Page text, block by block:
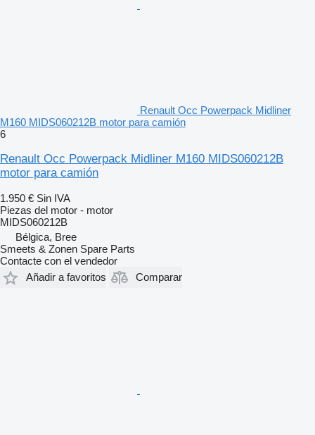
Renault Occ Powerpack Midliner
M160 MIDS060212B motor para camión
6
Renault Occ Powerpack Midliner M160 MIDS060212B
motor para camión
1.950 € Sin IVA
Piezas del motor - motor
MIDS060212B
Bélgica, Bree
Smeets & Zonen Spare Parts
Contacte con el vendedor
Añadir a favoritos
Comparar